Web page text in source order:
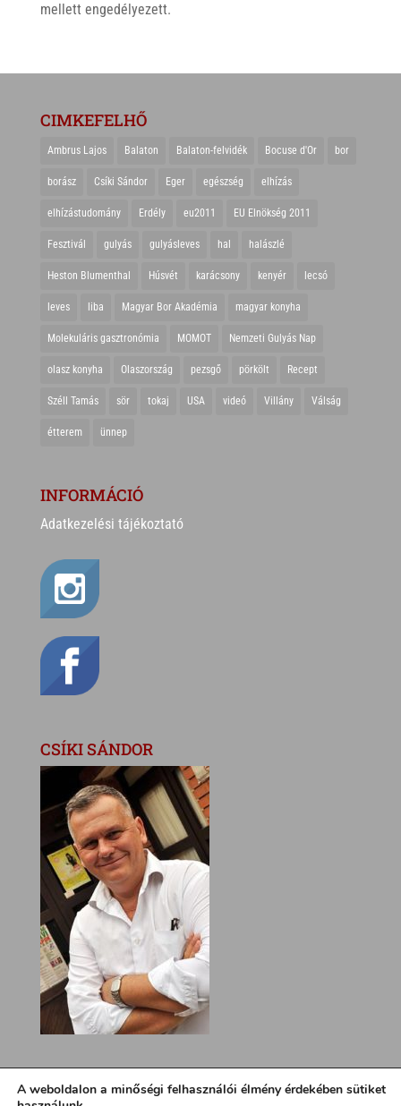
mellett engedélyezett.
CIMKEFELHŐ
Ambrus Lajos Balaton Balaton-felvidék Bocuse d'Or bor
borász Csíki Sándor Eger egészség elhízás
elhízástudomány Erdély eu2011 EU Elnökség 2011
Fesztivál gulyás gulyásleves hal halászlé
Heston Blumenthal Húsvét karácsony kenyér lecsó
leves liba Magyar Bor Akadémia magyar konyha
Molekuláris gasztronómia MOMOT Nemzeti Gulyás Nap
olasz konyha Olaszország pezsgő pörkölt Recept
Széll Tamás sör tokaj USA videó Villány Válság
étterem ünnep
INFORMÁCIÓ
Adatkezelési tájékoztató
CSÍKI SÁNDOR
A weboldalon a minőségi felhasználói élmény érdekében sütiket